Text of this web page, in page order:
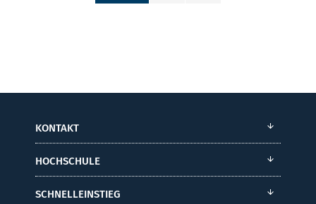
KONTAKT
HOCHSCHULE
SCHNELLEINSTIEG